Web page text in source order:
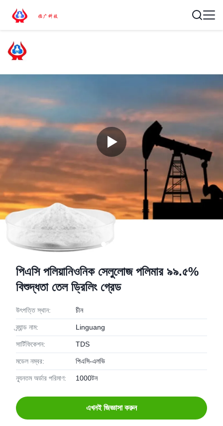
পিএসি পলিয়ানিওনিক সেলুলোজ পলিমার ৯৯.৫%
বিশুদ্ধতা তেল ড্রিলিং গ্রেড
উৎপত্তি স্থান: চীন
ব্র্যান্ড নাম: Linguang
সার্টিফিকেশন: TDS
মডেল নম্বর: পিএসি-এলভি
ন্যূনতম অর্ডার পরিমাণ: 1000টন
এখনই জিজ্ঞাসা করুন